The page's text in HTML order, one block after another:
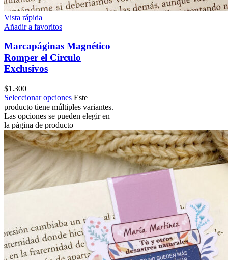
Vista rápida
Añadir a favoritos
Marcapáginas Magnético
Romper el Círculo
Exclusivos
$1.300
Seleccionar opciones Este
producto tiene múltiples variantes.
Las opciones se pueden elegir en
la página de producto